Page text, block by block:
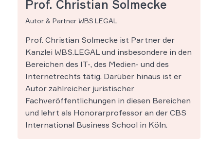
Prof. Christian Solmecke
Autor & Partner WBS.LEGAL
Prof. Christian Solmecke ist Partner der
Kanzlei WBS.LEGAL und insbesondere in den
Bereichen des IT-, des Medien- und des
Internetrechts tätig. Darüber hinaus ist er
Autor zahlreicher juristischer
Fachveröffentlichungen in diesen Bereichen
und lehrt als Honorarprofessor an der CBS
International Business School in Köln.